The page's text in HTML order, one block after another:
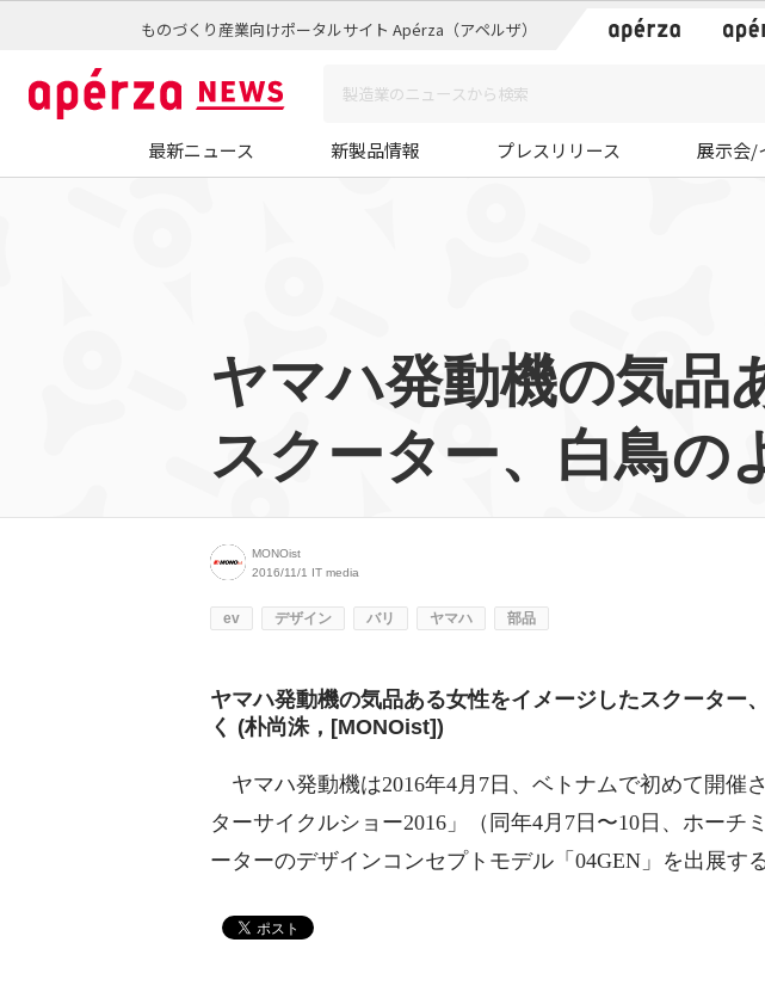
ものづくり産業向けポータルサイト Apérza（アペルザ）
最新ニュース 新製品情報 プレスリリース 展示会/
ヤマハ発動機の気品
スクーター、白鳥の
MONOist
2016/11/1 IT media
ev デザイン バリ ヤマハ 部品
ヤマハ発動機の気品ある女性をイメージしたスクーター
く (朴尚洙，[MONOist])
ヤマハ発動機は2016年4月7日、ベトナムで初めて開催
ターサイクルショー2016」（同年4月7日〜10日、ホーチ
ーターのデザインコンセプトモデル「04GEN」を出展す